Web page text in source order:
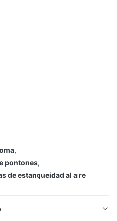
,
pontones,
de estanqueidad al aire